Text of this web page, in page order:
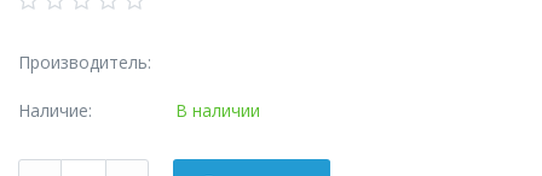
Производитель:
Наличие: В наличии